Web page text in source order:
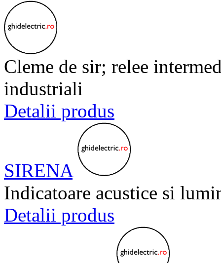
Cleme de sir; relee
industriali
Detalii produs
SIRENA
Indicatoare acustice si
Detalii produs